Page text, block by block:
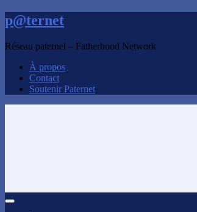
p@ternet
Réseau paternel – Fatherhood Network
À propos
Contact
Soutenir Paternet